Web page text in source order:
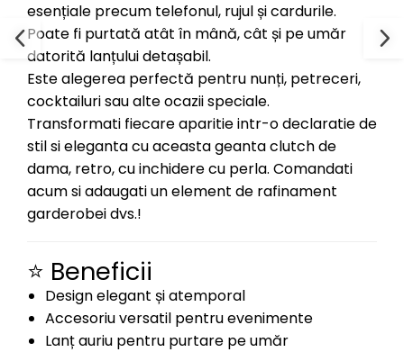
esențiale precum telefonul, rujul și cardurile.
Poate fi purtată atât în mână, cât și pe umăr
datorită lanțului detașabil.
Este alegerea perfectă pentru nunți, petreceri,
cocktailuri sau alte ocazii speciale.
Transformati fiecare aparitie intr-o declaratie de
stil si eleganta cu aceasta geanta clutch de
dama, retro, cu inchidere cu perla. Comandati
acum si adaugati un element de rafinament
garderobei dvs.!
⭐ Beneficii
Design elegant și atemporal
Accesoriu versatil pentru evenimente
Lanț auriu pentru purtare pe umăr